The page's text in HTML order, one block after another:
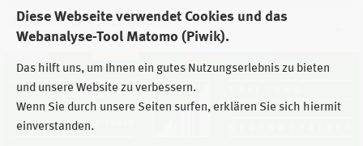
Diese Webseite verwendet Cookies und das
Webanalyse-Tool Matomo (Piwik).
Das hilft uns, um Ihnen ein gutes Nutzungserlebnis zu bieten
und unsere Website zu verbessern.
Wenn Sie durch unsere Seiten surfen, erklären Sie sich hiermit
einverstanden.
Zur Auswahl der Einrichtungen der
Stiftung Sächsische Gedenkstätten